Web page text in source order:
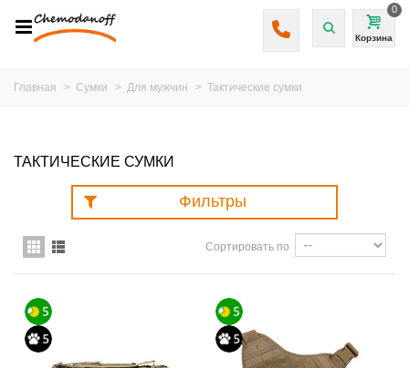
Корзина
0
Главная > Сумки > Для мужчин > Тактические сумки
ТАКТИЧЕСКИЕ СУМКИ
Фильтры
Сортировать по